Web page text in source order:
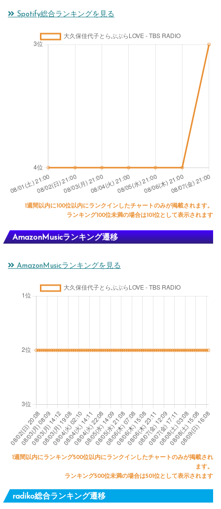
Spotify総合ランキングを見る
1週間以内に100位以内にランクインしたチャートのみが掲載されます。
ランキング100位未満の場合は101位として表示されます
AmazonMusicランキング遷移
AmazonMusicランキングを見る
1週間以内にランキング500位以内にランクインしたチャートのみが掲載され
ます。
ランキング500位未満の場合は501位として表示されます
radiko総合ランキング遷移